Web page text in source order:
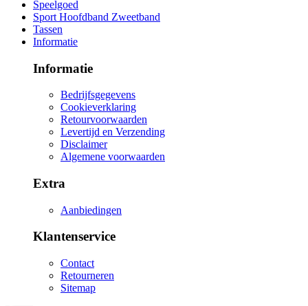
Speelgoed
Sport Hoofdband Zweetband
Tassen
Informatie
Informatie
Bedrijfsgegevens
Cookieverklaring
Retourvoorwaarden
Levertijd en Verzending
Disclaimer
Algemene voorwaarden
Extra
Aanbiedingen
Klantenservice
Contact
Retourneren
Sitemap